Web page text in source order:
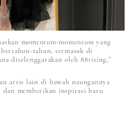
momentum-momentum yang
tahun, termasuk di
diselenggarakan oleh 88rising,”
artis lain di bawah naungannya
dan memberikan inspirasi baru